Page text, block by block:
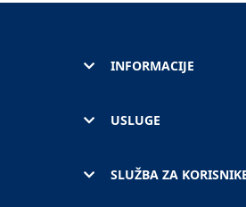
INFORMACIJE
USLUGE
SLUŽBA ZA